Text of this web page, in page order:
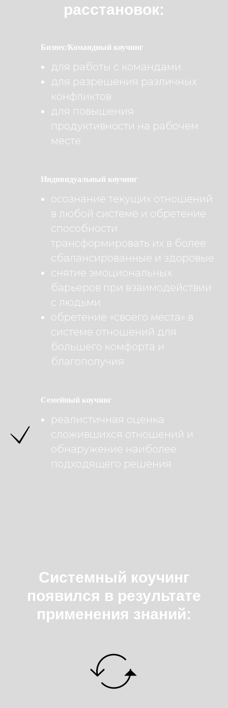
расстановок:
Бизнес/Командный коучинг
для работы с командами
для разрешения различных
конфликтов
для повышения
продуктивности на рабочем
месте
Индивидуальный коучинг
осознание текущих отношений
в любой системе и обретение
способности
трансформировать их в более
сбалансированные и здоровые
снятие эмоциональных
барьеров при взаимодействии
с людьми
обретение «своего места» в
системе отношений для
большего комфорта и
благополучия
Семейный коучинг
реалистичная оценка
сложившихся отношений и
обнаружение наиболее
подходящего решения
Системный коучинг
появился в результате
применения знаний: